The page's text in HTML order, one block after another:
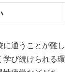
に通うことが難し
学び続けられる環